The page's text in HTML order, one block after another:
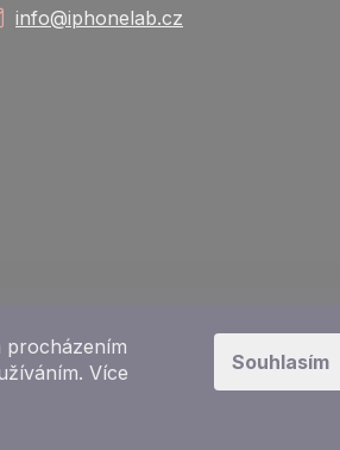
procházením
Více
Souhlasím
info@iphonelab.cz